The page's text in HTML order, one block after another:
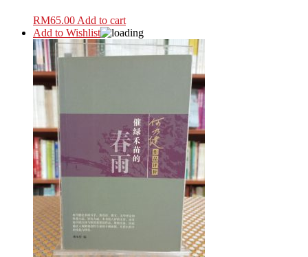
RM65.00 Add to cart
Add to Wishlist